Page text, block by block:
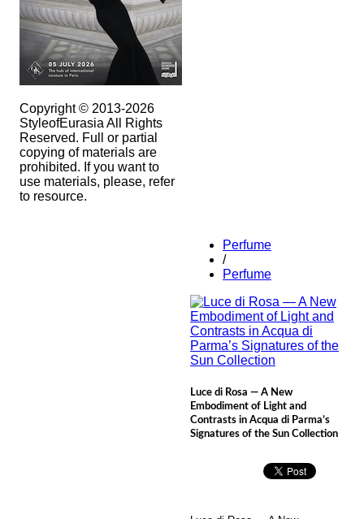
Copyright © 2013-2026
StyleofEurasia All Rights
Reserved. Full or partial
copying of materials are
prohibited. If you want to
use materials, please, refer
to resource.
Perfume
/
Perfume
Luce di Rosa — A New
Embodiment of Light and
Contrasts in Acqua di Parma’s
Signatures of the Sun Collection